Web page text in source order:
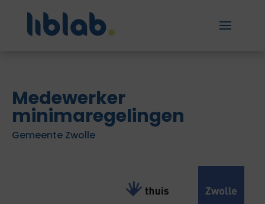
Medewerker
minimaregelingen
Gemeente Zwolle